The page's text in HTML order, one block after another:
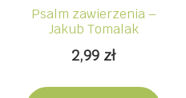
Psalm zawierzenia –
Jakub Tomalak
2,99 zł